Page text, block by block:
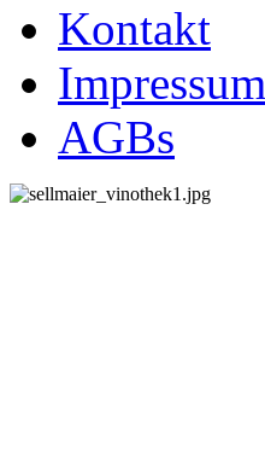
Kontakt
Impressum
AGBs